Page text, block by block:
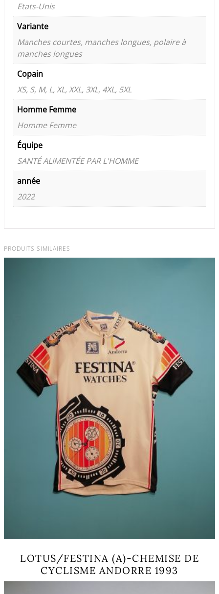
Etats-Unis
Variante
Manches courtes, manches longues, polaire à
manches longues
Copain
XS, S, M, L, XL, XXL, 3XL, 4XL, 5XL
Homme Femme
Homme Femme
Équipe
SANTÉ ALIMENTÉE PAR L'HOMME
année
2022
PRODUITS SIMILAIRES
LOTUS/FESTINA (A)-CHEMISE DE
CYCLISME ANDORRE 1993